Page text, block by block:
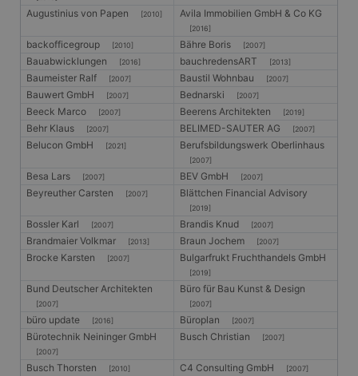
Augustinius von Papen [2010] Avila Immobilien GmbH & Co KG
[2016]
backofficegroup [2010] Bähre Boris [2007]
Bauabwicklungen [2016] bauchredensART [2013]
Baumeister Ralf [2007] Baustil Wohnbau [2007]
Bauwert GmbH [2007] Bednarski [2007]
Beeck Marco [2007] Beerens Architekten [2019]
Behr Klaus [2007] BELIMED-SAUTER AG [2007]
Belucon GmbH [2021] Berufsbildungswerk Oberlinhaus
[2007]
Besa Lars [2007] BEV GmbH [2007]
Beyreuther Carsten [2007] Blättchen Financial Advisory
[2019]
Bossler Karl [2007] Brandis Knud [2007]
Brandmaier Volkmar [2013] Braun Jochem [2007]
Brocke Karsten [2007] Bulgarfrukt Fruchthandels GmbH
[2019]
Bund Deutscher Architekten
[2007]
Büro für Bau Kunst & Design
[2007]
büro update [2016] Büroplan [2007]
Bürotechnik Neininger GmbH
[2007]
Busch Christian [2007]
Busch Thorsten [2010] C4 Consulting GmbH [2007]